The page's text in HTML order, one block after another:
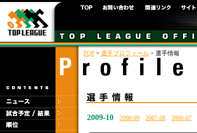
TOP > 選手プロフィール > 選手情報
2009-10 2008-09 2007-08 2006-07